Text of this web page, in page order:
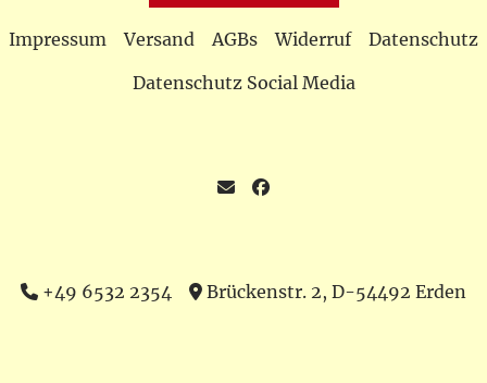
Impressum Versand AGBs Widerruf
Datenschutz
Datenschutz Social Media
+49 6532 2354 Brückenstr. 2, D-54492 Erden